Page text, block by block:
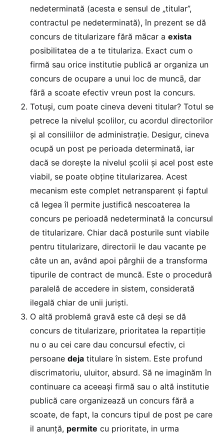
nedeterminată (acesta e sensul de „titular”,
contractul pe nedeterminată), în prezent se dă
concurs de titularizare fără măcar a exista
posibilitatea de a te titulariza. Exact cum o
firmă sau orice institutie publică ar organiza un
concurs de ocupare a unui loc de muncā, dar
fărã a scoate efectiv vreun post la concurs.
Totuşi, cum poate cineva deveni titular? Totul se
petrece la nivelul şcolilor, cu acordul directorilor
şi al consiliilor de administraţie. Desigur, cineva
ocupă un post pe perioada determinată, iar
dacă se doreşte la nivelul şcolii şi acel post este
viabil, se poate obţine titularizarea. Acest
mecanism este complet netransparent şi faptul
că legea îl permite justifică nescoaterea la
concurs pe perioadă nedeterminată la concursul
de titularizare. Chiar dacă posturile sunt viabile
pentru titularizare, directorii le dau vacante pe
câte un an, având apoi pârghii de a transforma
tipurile de contract de muncă. Este o procedură
paralelă de accedere in sistem, considerată
ilegală chiar de unii jurişti.
O altă problemă gravă este că deşi se dă
concurs de titularizare, prioritatea la repartiţie
nu o au cei care dau concursul efectiv, ci
persoane deja titulare în sistem. Este profund
discrimatoriu, uluitor, absurd. Să ne imaginăm în
continuare ca aceeaşi firmă sau o altă institutie
publică care organizează un concurs fără a
scoate, de fapt, la concurs tipul de post pe care
il anunţă, permite cu prioritate, in urma